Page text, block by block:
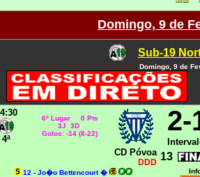
Domingo, 9 de
Sub-19
Domingo, 9 de
4ª
6º Lugar 0 Pts
3J 3D
Golos: -14 (8-22)
2-
CD Póvoa
DDD 13
12 - Jo�o Bettencourt�